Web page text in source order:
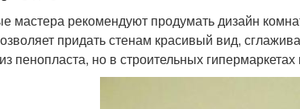
мастера рекомендуют продумать дизайн
придать стенам красивый вид,
пенопласта, но в строительных